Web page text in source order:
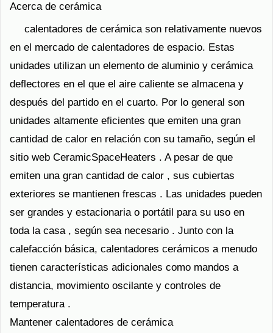
Acerca de cerámica
calentadores de cerámica son relativamente nuevos
en el mercado de calentadores de espacio. Estas
unidades utilizan un elemento de aluminio y cerámica
deflectores en el que el aire caliente se almacena y
después del partido en el cuarto. Por lo general son
unidades altamente eficientes que emiten una gran
cantidad de calor en relación con su tamaño, según el
sitio web CeramicSpaceHeaters . A pesar de que
emiten una gran cantidad de calor , sus cubiertas
exteriores se mantienen frescas . Las unidades pueden
ser grandes y estacionaria o portátil para su uso en
toda la casa , según sea necesario . Junto con la
calefacción básica, calentadores cerámicos a menudo
tienen características adicionales como mandos a
distancia, movimiento oscilante y controles de
temperatura .
Mantener calentadores de cerámica